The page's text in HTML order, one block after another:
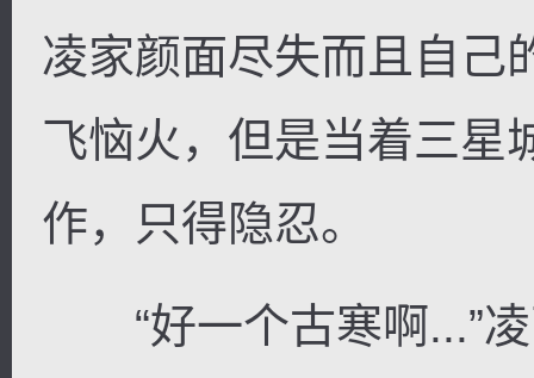
凌家颜面尽失而且自己
飞恼火，但是当着三星
作，只得隐忍。
“好一个古寒啊...”凌